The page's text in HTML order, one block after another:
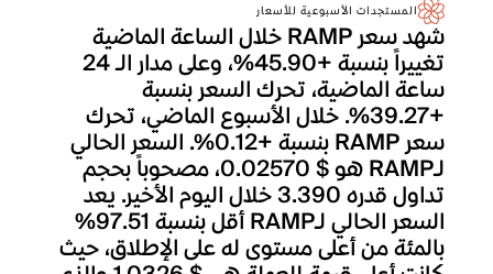
المستجدات الأسبوعية للأسعار
شهد سعر RAMP خلال الساعة الماضية
تغييراً بنسبة +45.90%، وعلى مدار الـ 24
ساعة الماضية، تحرك السعر بنسبة
+39.27%. خلال الأسبوع الماضي، تحرك
سعر RAMP بنسبة +0.12%. السعر الحالي
لـRAMP هو $ 0.02570، مصحوباً بحجم
تداول قدره 3.390 خلال اليوم الأخير. يعد
السعر الحالي لـRAMP أقل بنسبة 97.51%
بالمئة من أعلى مستوى له على الإطلاق، حيث